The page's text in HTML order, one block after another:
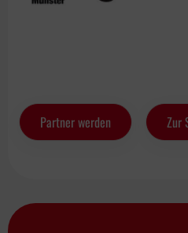
Partner werden Zur